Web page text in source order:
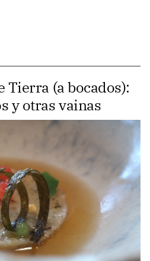
Tierra (a bocados):
y otras vainas